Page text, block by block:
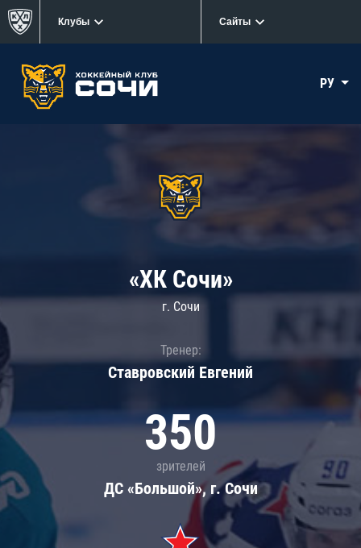
Клубы Сайты
РУ
«ХК Сочи»
г. Сочи
Тренер:
Ставровский Евгений
350
зрителей
ДС «Большой», г. Сочи